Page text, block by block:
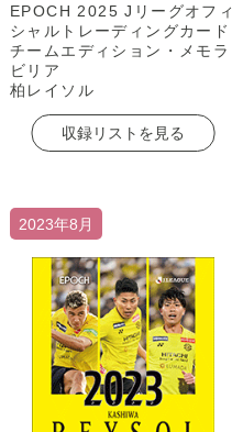
EPOCH 2025 Jリーグオフィ
シャルトレーディングカード
チームエディション・メモラ
ビリア
柏レイソル
収録リストを見る
2023年8月